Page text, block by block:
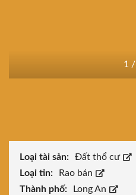
1 /
Loại tài sản:
Đất thổ cư
Loại tin:
Rao bán
Thành phố:
Long An